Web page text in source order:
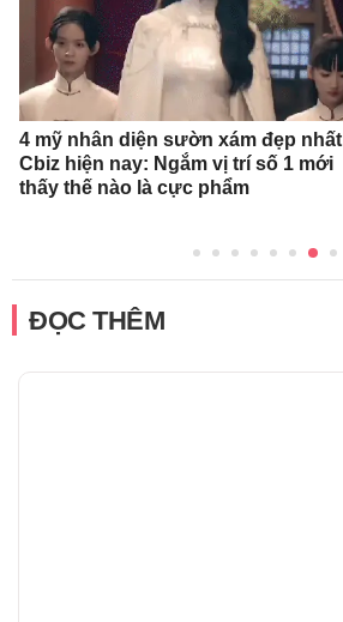
4 mỹ nhân diện sườn xám đẹp nhất
Cbiz hiện nay: Ngắm vị trí số 1 mới
thấy thế nào là cực phẩm
ĐỌC THÊM